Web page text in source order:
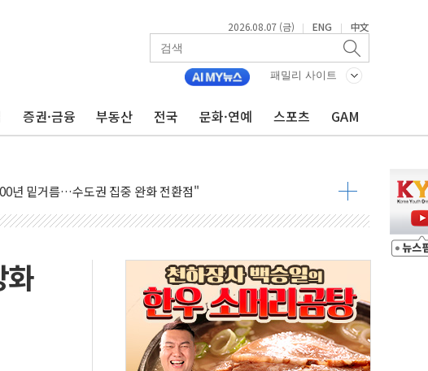
2026.08.07 (금) | ENG | 中文
패밀리 사이트
증권·금융 부동산 전국 문화·연예 스포츠 GAM
'쇼크'…9월 금리 인상 기대 후퇴
위협정 체결
군 실종자 7359명 끝까지 찾겠다"
리 워시엔 톤 낮춰
년 밑거름…수도권 집중 완화 전환점"
회의' 주재… "전폭적 공급 확대·속도전 총력"
…곧 사망해도 놀랍지 않아"
400MW 태양광 착공…여의도 1.6배 규모